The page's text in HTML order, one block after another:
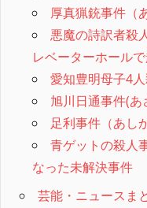
厚真猟銃事件（
悪魔の詩訳者殺
レベーターホール
愛知豊明母子4
旭川日通事件(
足利事件（あし
青ゲットの殺人
なった未解決事件
芸能・ニュースま